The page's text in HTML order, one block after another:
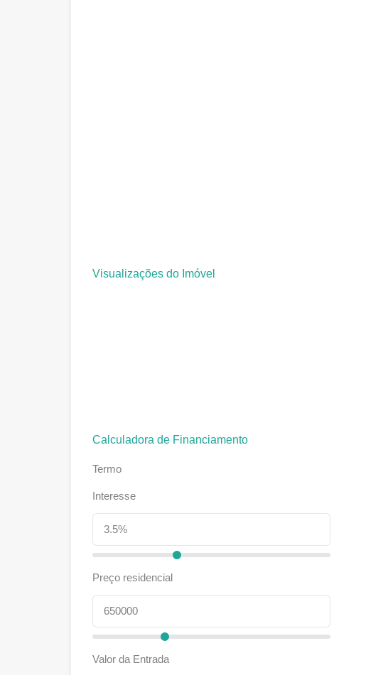
Visualizações do Imóvel
Calculadora de Financiamento
Termo
Interesse
Preço residencial
Valor da Entrada